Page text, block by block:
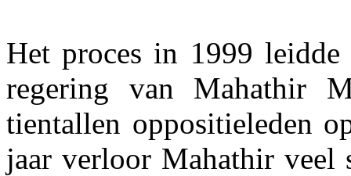
Het proces in 1999 leidde
regering van Mahathir
tientallen oppositieleden
jaar verloor Mahathir veel